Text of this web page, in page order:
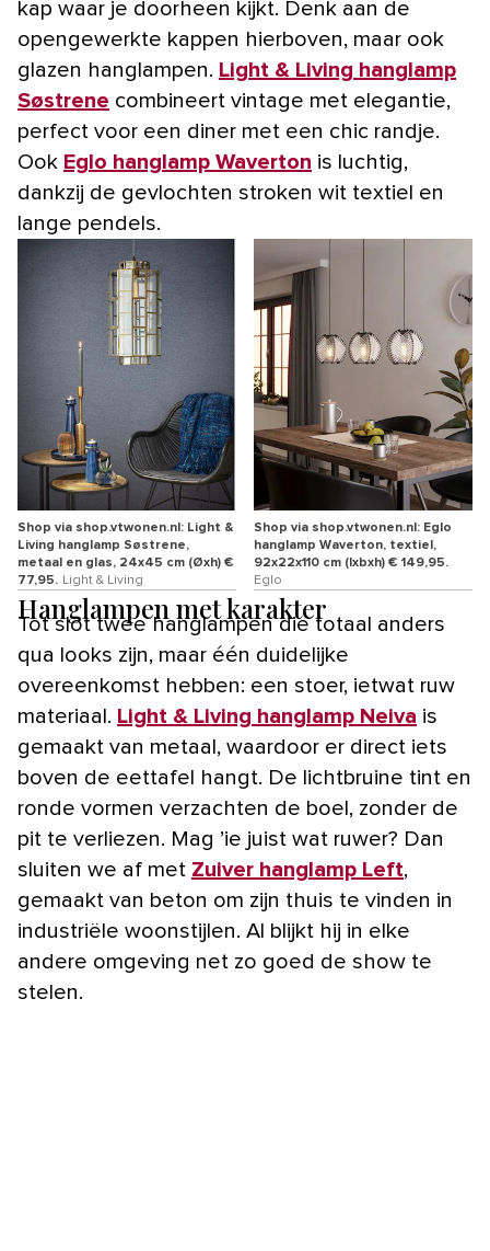
kap waar je doorheen kijkt. Denk aan de
opengewerkte kappen hierboven, maar ook
glazen hanglampen. Light & Living hanglamp
Søstrene combineert vintage met elegantie,
perfect voor een diner met een chic randje.
Ook Eglo hanglamp Waverton is luchtig,
dankzij de gevlochten stroken wit textiel en
lange pendels.
Shop via shop.vtwonen.nl: Light &
Living hanglamp Søstrene,
metaal en glas, 24x45 cm (Øxh) €
77,95. Light & Living
Shop via shop.vtwonen.nl: Eglo
hanglamp Waverton, textiel,
92x22x110 cm (lxbxh) € 149,95.
Eglo
Hanglampen met karakter
Tot slot twee hanglampen die totaal anders
qua looks zijn, maar één duidelijke
overeenkomst hebben: een stoer, ietwat ruw
materiaal. Light & Living hanglamp Neiva is
gemaakt van metaal, waardoor er direct iets
boven de eettafel hangt. De lichtbruine tint en
ronde vormen verzachten de boel, zonder de
pit te verliezen. Mag ’ie juist wat ruwer? Dan
sluiten we af met Zuiver hanglamp Left,
gemaakt van beton om zijn thuis te vinden in
industriële woonstijlen. Al blijkt hij in elke
andere omgeving net zo goed de show te
stelen.